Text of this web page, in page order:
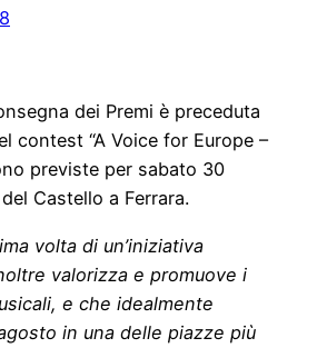
dei Premi è preceduta
contest “A Voice for Europe –
previste per sabato 30
Castello a Ferrara.
volta di un’iniziativa
valorizza e promuove i
e che idealmente
in una delle piazze più